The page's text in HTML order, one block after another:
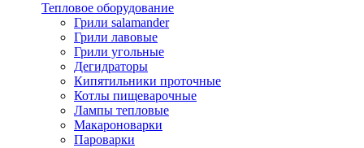
Тепловое оборудование
Грили salamander
Грили лавовые
Грили угольные
Дегидраторы
Кипятильники проточные
Котлы пищеварочные
Лампы тепловые
Макароноварки
Пароварки